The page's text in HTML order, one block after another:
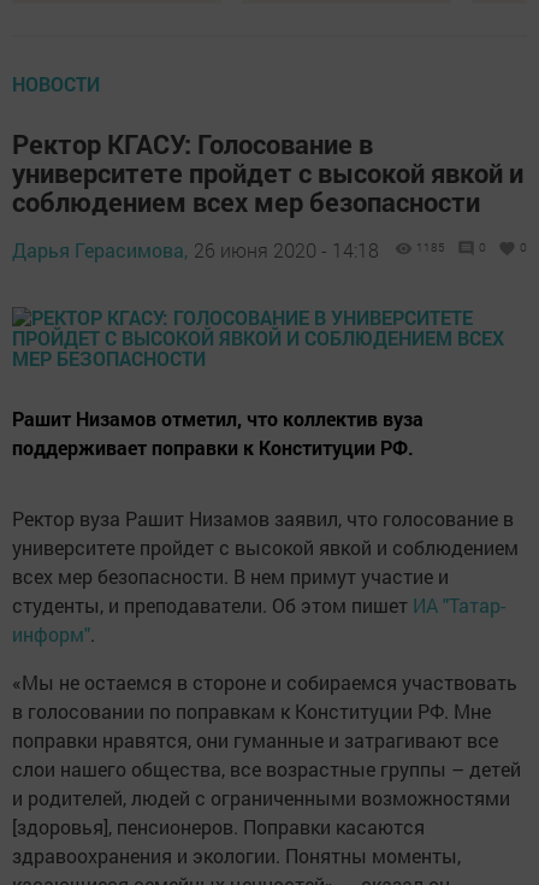
НОВОСТИ
Ректор КГАСУ: Голосование в
университете пройдет с высокой явкой и
соблюдением всех мер безопасности
Дарья Герасимова, 26 июня 2020 - 14:18 1185 0 0
Рашит Низамов отметил, что коллектив вуза
поддерживает поправки к Конституции РФ.
Ректор вуза Рашит Низамов заявил, что голосование в
университете пройдет с высокой явкой и соблюдением
всех мер безопасности. В нем примут участие и
студенты, и преподаватели. Об этом пишет ИА "Татар-
информ".
«Мы не остаемся в стороне и собираемся участвовать
в голосовании по поправкам к Конституции РФ. Мне
поправки нравятся, они гуманные и затрагивают все
слои нашего общества, все возрастные группы – детей
и родителей, людей с ограниченными возможностями
[здоровья], пенсионеров. Поправки касаются
здравоохранения и экологии. Понятны моменты,